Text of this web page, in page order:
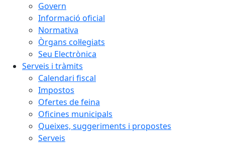
Govern
Informació oficial
Normativa
Òrgans col·legiats
Seu Electrònica
Serveis i tràmits
Calendari fiscal
Impostos
Ofertes de feina
Oficines municipals
Queixes, suggeriments i propostes
Serveis